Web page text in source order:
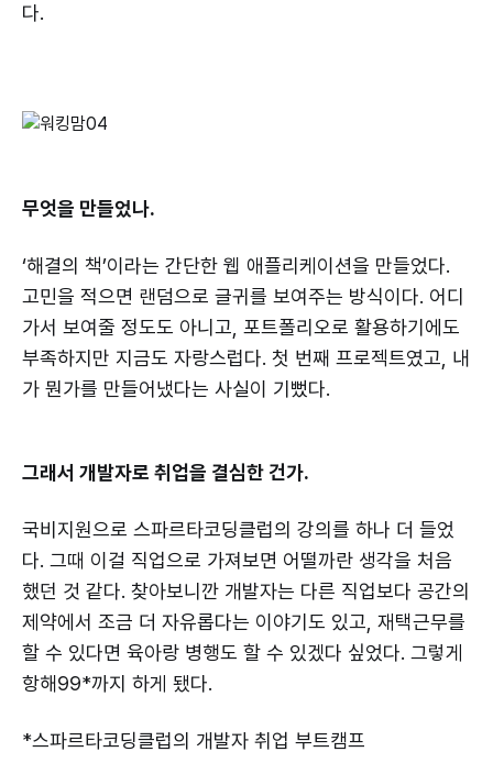
다.
무엇을 만들었나.
‘해결의 책’이라는 간단한 웹 애플리케이션을 만들었다.
고민을 적으면 랜덤으로 글귀를 보여주는 방식이다. 어디
가서 보여줄 정도도 아니고, 포트폴리오로 활용하기에도
부족하지만 지금도 자랑스럽다. 첫 번째 프로젝트였고, 내
가 뭔가를 만들어냈다는 사실이 기뻤다.
그래서 개발자로 취업을 결심한 건가.
국비지원으로 스파르타코딩클럽의 강의를 하나 더 들었
다. 그때 이걸 직업으로 가져보면 어떨까란 생각을 처음
했던 것 같다. 찾아보니깐 개발자는 다른 직업보다 공간의
제약에서 조금 더 자유롭다는 이야기도 있고, 재택근무를
할 수 있다면 육아랑 병행도 할 수 있겠다 싶었다. 그렇게
항해99*까지 하게 됐다.
*스파르타코딩클럽의 개발자 취업 부트캠프